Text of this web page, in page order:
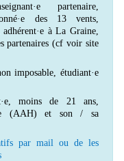
partenaire,
des 13 vents,
à La Graine,
partenaires (cf voir site
imposable, étudiant·e
moins de 21 ans,
(AAH) et son / sa
par mail ou de les